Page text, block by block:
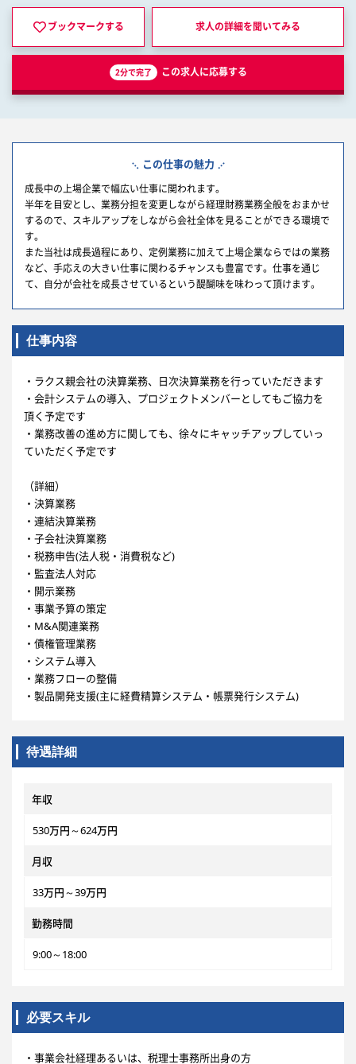
ブックマークする 求人の詳細を聞いてみる
2分で完了 この求人に応募する
この仕事の魅力
成長中の上場企業で幅広い仕事に関われます。
半年を目安とし、業務分担を変更しながら経理財務業務全般をおまかせ
するので、スキルアップをしながら会社全体を見ることができる環境で
す。
また当社は成長過程にあり、定例業務に加えて上場企業ならではの業務
など、手応えの大きい仕事に関わるチャンスも豊富です。仕事を通じ
て、自分が会社を成長させているという醍醐味を味わって頂けます。
仕事内容
・ラクス親会社の決算業務、日次決算業務を行っていただきます
・会計システムの導入、プロジェクトメンバーとしてもご協力を
頂く予定です
・業務改善の進め方に関しても、徐々にキャッチアップしていっ
ていただく予定です
（詳細）
・決算業務
・連結決算業務
・子会社決算業務
・税務申告(法人税・消費税など)
・監査法人対応
・開示業務
・事業予算の策定
・M&A関連業務
・債権管理業務
・システム導入
・業務フローの整備
・製品開発支援(主に経費精算システム・帳票発行システム)
待遇詳細
年収
530万円～624万円
月収
33万円～39万円
勤務時間
9:00～18:00
必要スキル
・事業会社経理あるいは、税理士事務所出身の方